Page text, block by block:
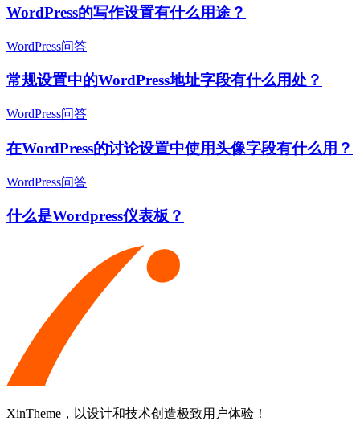
WordPress的写作设置有什么用途？
WordPress问答
常规设置中的WordPress地址字段有什么用处？
WordPress问答
在WordPress的讨论设置中使用头像字段有什么用？
WordPress问答
什么是Wordpress仪表板？
XinTheme，以设计和技术创造极致用户体验！